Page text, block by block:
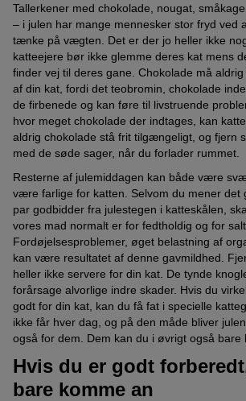
Tallerkener med chokolade, nougat,
– i julen har mange mennesker stor fryd ved
tænke på vægten. Det er der jo heller ikke
katteejere bør ikke glemme deres kat mens
finder vej til deres gane. Chokolade må
af din kat, fordi det teobromin, chokolade
de firbenede og kan føre til livstruende
hvor meget chokolade der indtages, kan
aldrig chokolade stå frit tilgængeligt, og fjern
med de søde sager, når du forlader rummet.
Resterne af julemiddagen kan både være
være farlige for katten. Selvom du mener
par godbidder fra julestegen i katteskålen,
vores mad normalt er for fedtholdig og for salt
Fordøjelsesproblemer, øget belastning af
kan være resultatet af denne gavmildhed.
heller ikke servere for din kat. De tynde
forårsage alvorlige indre skader. Hvis du
godt for din kat, kan du få fat i specielle
ikke får hver dag, og på den måde bliver
også for dem. Dem kan du i øvrigt også bare
Hvis du er godt
bare komme an